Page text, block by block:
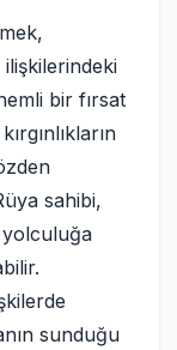
bir fırsat
sahibi,
yolculuğa
sunduğu